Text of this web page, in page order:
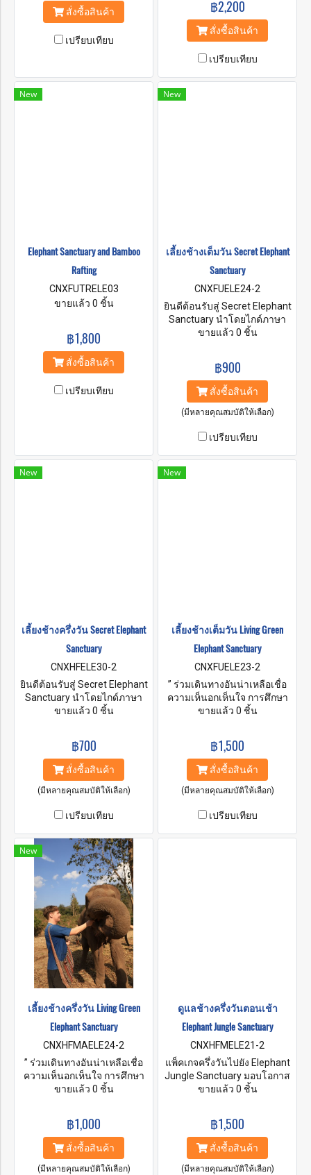
สั่งซื้อสินค้า
เปรียบเทียบ
฿2,200
สั่งซื้อสินค้า
เปรียบเทียบ
New
Elephant Sanctuary and Bamboo
Rafting
CNXFUTRELE03
ขายแล้ว 0 ชิ้น
฿1,800
สั่งซื้อสินค้า
เปรียบเทียบ
New
เลี้ยงช้างเต็มวัน Secret Elephant
Sanctuary
CNXFUELE24-2
ยินดีต้อนรับสู่ Secret Elephant
Sanctuary นำโดยไกด์ภาษา
อังกฤษ จากนั้นเตรียมอาหารให้
หลังจากนั้นเดินทางขึ้นเขา
พร้อมช้าง เมื่อมาถึงสปาโคลนก็
สามารถร่วมเล่นโคลนกับช้าง
จากนั้นเดินตามช้างไปยังสระ
จากภูเขา และกิจกรรมสุดท้าย
แวะรับประทานอาหารกลางวัน
ขับรถกลับโรงแรมจะถึงภายใน
ขายแล้ว 0 ชิ้น
฿900
สั่งซื้อสินค้า
(มีหลายคุณสมบัติให้เลือก)
เปรียบเทียบ
New
เลี้ยงช้างครึ่งวัน Secret Elephant
Sanctuary
CNXHFELE30-2
ยินดีต้อนรับสู่ Secret Elephant
Sanctuary นำโดยไกด์ภาษา
อังกฤษ จากนั้นเตรียมอาหารให้
หลังจากนั้นเดินทางขึ้นเขา
พร้อมช้าง เมื่อมาถึงสปาโคลนก็
สามารถร่วมเล่นโคลนกับช้าง
จากนั้นเดินตามช้างไปยังสระ
จากภูเขา และกิจกรรมสุดท้าย
แวะรับประทานอาหารกลางวัน
ขับรถกลับโรงแรมจะถึงภายใน
บ่าย 2 โมง
ขายแล้ว 0 ชิ้น
฿700
สั่งซื้อสินค้า
(มีหลายคุณสมบัติให้เลือก)
เปรียบเทียบ
New
เลี้ยงช้างเต็มวัน Living Green
Elephant Sanctuary
CNXFUELE23-2
” ร่วมเดินทางอันน่าเหลือเชื่อ
ความเห็นอกเห็นใจ การศึกษา
และการสนับสนุน เมื่อร่วมมือ
ไปอีกหลายชั่วอายุคน ยินดี
ต้อนรับสู่ Living Green
Elephant Sanctuary “
ขายแล้ว 0 ชิ้น
฿1,500
สั่งซื้อสินค้า
(มีหลายคุณสมบัติให้เลือก)
เปรียบเทียบ
New
เลี้ยงช้างครึ่งวัน Living Green
Elephant Sanctuary
CNXHFMAELE24-2
” ร่วมเดินทางอันน่าเหลือเชื่อ
ความเห็นอกเห็นใจ การศึกษา
และการสนับสนุน เมื่อร่วมมือ
ไปอีกหลายชั่วอายุคน ยินดี
ต้อนรับสู่ Living Green
Elephant Sanctuary “
ขายแล้ว 0 ชิ้น
฿1,000
สั่งซื้อสินค้า
(มีหลายคุณสมบัติให้เลือก)
ดูแลช้างครึ่งวันตอนเช้า
Elephant Jungle Sanctuary
CNXHFMELE21-2
แพ็คเกจครึ่งวันไปยัง Elephant
Jungle Sanctuary มอบโอกาส
ที่สนุกสนานให้กับผู้มาเยือนใน
รวมถึงได้รับข้อมูลเชิงลึกเกี่ยว
กับประวัติและพฤติกรรมของ
พวกมัน และสร้างความทรงจำ
อันน่าจดจำตลอดชีวิตของเวลา
ขายแล้ว 0 ชิ้น
฿1,500
สั่งซื้อสินค้า
(มีหลายคุณสมบัติให้เลือก)